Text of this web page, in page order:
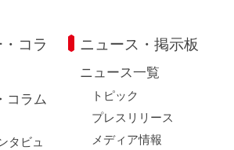
コラ
コラム
タビュ
ニュース・掲示板
ニュース一覧
トピック
プレスリリース
メディア情報